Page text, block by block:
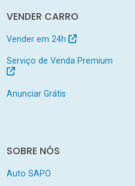
VENDER CARRO
Vender em 24h
Serviço de Venda Premium
Anunciar Grátis
SOBRE NÓS
Auto SAPO